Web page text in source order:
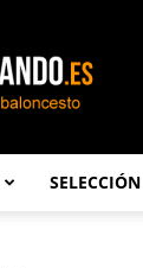
SELECCIÓN